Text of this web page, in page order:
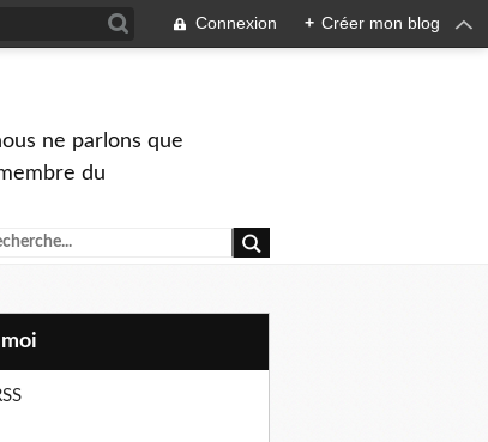
Connexion + Créer mon blog
ne parlons que
du
moi